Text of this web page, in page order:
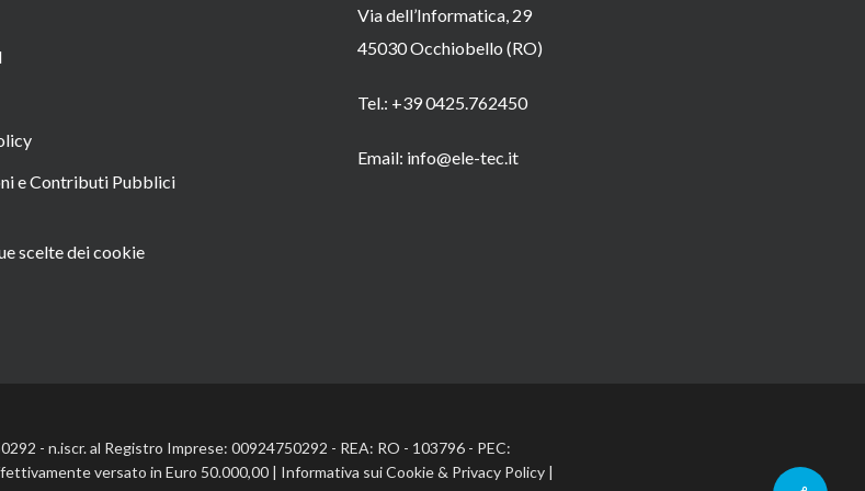
e Contributi Pubblici
scelte dei cookie
Via dell’Informatica, 29
45030 Occhiobello (RO)
Tel.: +39 0425.762450
Email: info@ele-tec.it
- n.iscr. al Registro Imprese: 00924750292 - REA: RO - 103796 - PEC:
versato in Euro 50.000,00 | Informativa sui Cookie& Privacy Policy|